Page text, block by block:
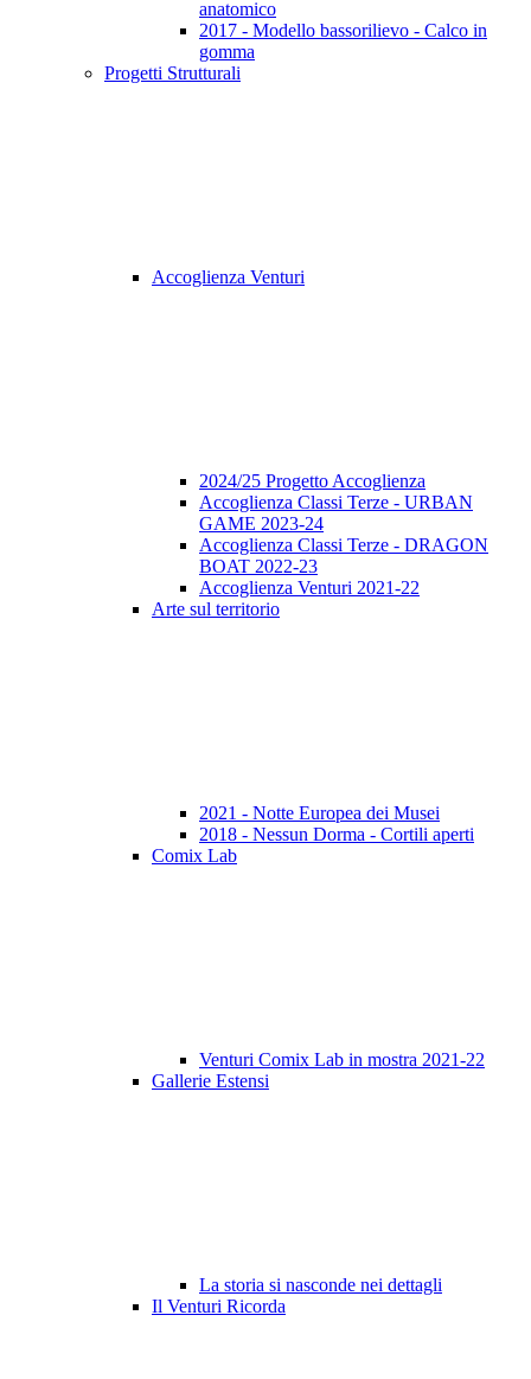
anatomico
2017 - Modello bassorilievo - Calco in
gomma
Progetti Strutturali
Accoglienza Venturi
2024/25 Progetto Accoglienza
Accoglienza Classi Terze - URBAN
GAME 2023-24
Accoglienza Classi Terze - DRAGON
BOAT 2022-23
Accoglienza Venturi 2021-22
Arte sul territorio
2021 - Notte Europea dei Musei
2018 - Nessun Dorma - Cortili aperti
Comix Lab
Venturi Comix Lab in mostra 2021-22
Gallerie Estensi
La storia si nasconde nei dettagli
Il Venturi Ricorda